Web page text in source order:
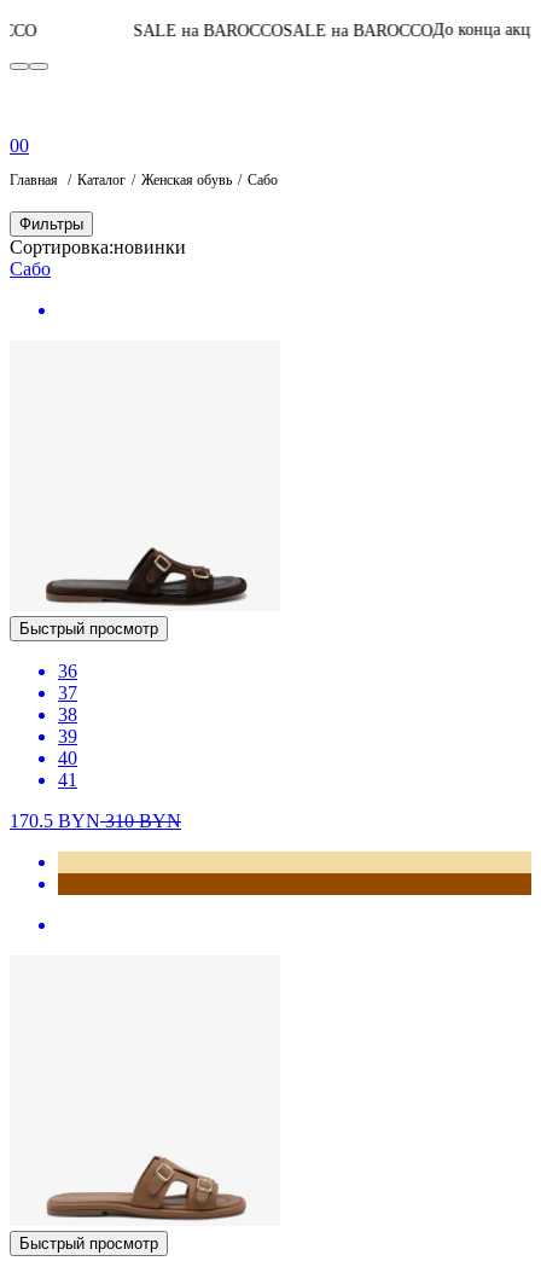
SALE на BAROCCOSALE на BAROCCOДо конца акции06:16:42
00
Главная Каталог Женская обувь Сабо
Фильтры
Сортировка:новинки
Сабо
Быстрый просмотр
36
37
38
39
40
41
170.5 BYN310BYN
Быстрый просмотр